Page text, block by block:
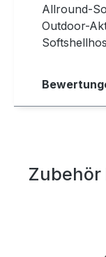
Allround-
Outdoor-
Produktgalerie
Zubehör